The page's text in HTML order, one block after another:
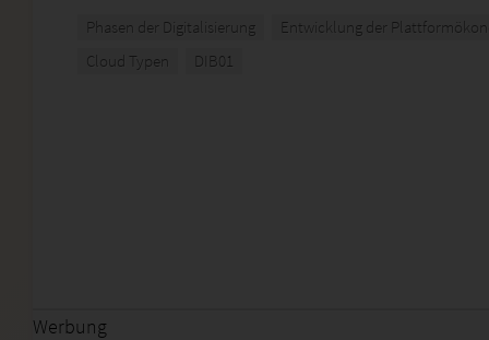
Phasen der Digitalisierung
Entwicklung der
Cloud Typen
DIB01
Werbung